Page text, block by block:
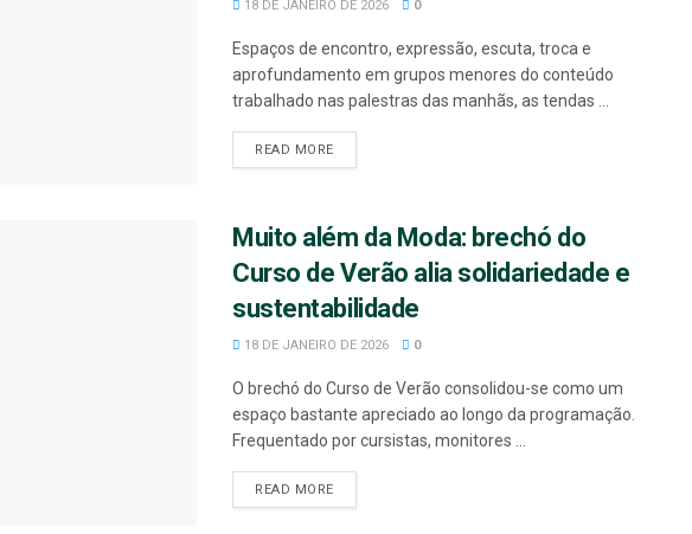
18 DE JANEIRO DE 2026 0
Espaços de encontro, expressão, escuta, troca e
aprofundamento em grupos menores do conteúdo
trabalhado nas palestras das manhãs, as tendas ...
READ MORE
Muito além da Moda: brechó do
Curso de Verão alia solidariedade e
sustentabilidade
18 DE JANEIRO DE 2026 0
O brechó do Curso de Verão consolidou-se como um
espaço bastante apreciado ao longo da programação.
Frequentado por cursistas, monitores ...
READ MORE